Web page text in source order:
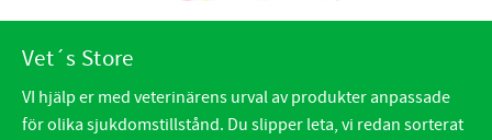
Vet´s Store
VI hjälp er med veterinärens urval av produkter anpassade
för olika sjukdomstillstånd. Du slipper leta, vi redan sorterat